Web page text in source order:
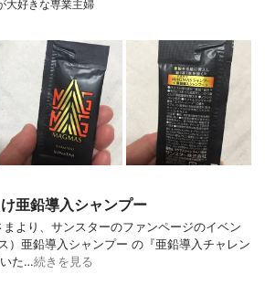
大好きな専業主婦
亜鉛導入シャンプー
より、サンスターのファンページのイベン
）亜鉛導入シャンプー の『亜鉛導入チャレン
た…続きを見る